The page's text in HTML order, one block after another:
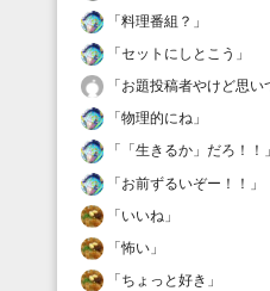
「料理番組？ 」
「セットにしとこう 」
「お題投稿者やけど思い
「物理的にね 」
「 「生きるか」だろ！！ 」
「お前ずるいぞー！！ 」
「いいね 」
「怖い 」
「ちょっと好き 」